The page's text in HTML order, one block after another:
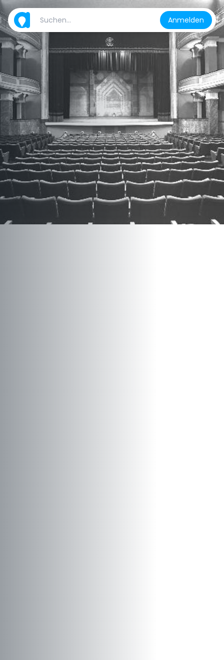
Anmelden